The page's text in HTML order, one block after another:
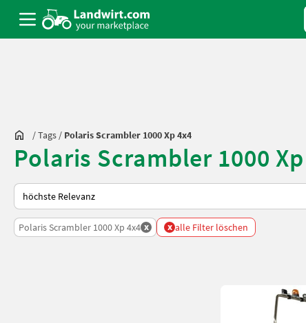
/Tags / Polaris Scrambler 1000 Xp 4x4
Polaris Scrambler 1000
So wird auf Landwirt.com sortiert
Polaris Scrambler 1000 Xp 4x4 x x alle Filter löschen